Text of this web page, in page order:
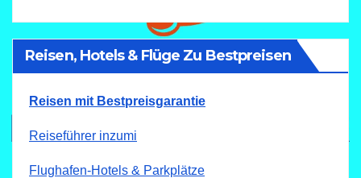
Reisen, Hotels & Flüge Zu Bestpreisen
Reisen mit Bestpreisgarantie
Reiseführer inzumi
Flughafen-Hotels & Parkplätze